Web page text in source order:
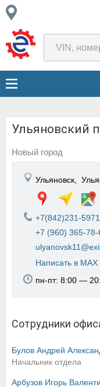
Ульяновский
Новый город
Ульяновск,
+7(842)231-5971
+7 (960) 365-78-
Написать в MAX
пн-пт: 8:00 —
Сотрудники
Булов Андрей
Начальник отдела
Арбузов Игорь